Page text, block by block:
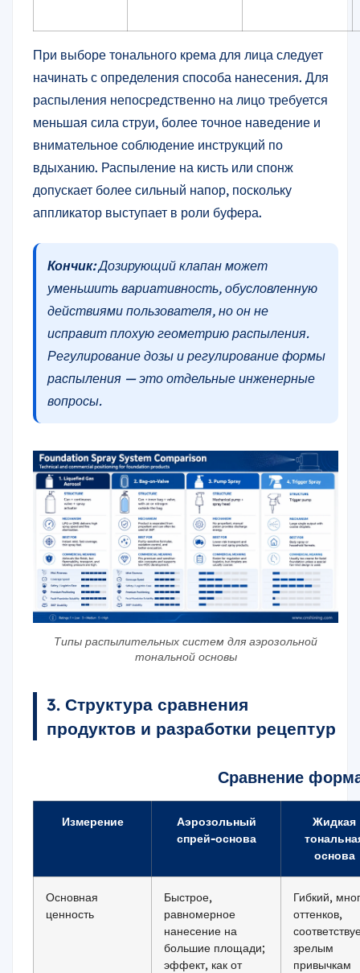
При выборе тонального крема для лица следует
начинать с определения способа нанесения. Для
распыления непосредственно на лицо требуется
меньшая сила струи, более точное наведение и
внимательное соблюдение инструкций по
вдыханию. Распыление на кисть или спонж
допускает более сильный напор, поскольку
аппликатор выступает в роли буфера.
Кончик:Дозирующий клапан может
уменьшить вариативность, обусловленную
действиями пользователя, но он не
исправит плохую геометрию распыления.
Регулирование дозы и регулирование формы
распыления — это отдельные инженерные
вопросы.
Типы распылительных систем для аэрозольной
тональной основы
3. Структура сравнения
продуктов и разработки рецептур
Сравнение
Измерение
Аэрозольный
спрей-основа
Жидкая
основа
Основная
ценность
Быстрое,
равномерное
нанесение на
большие площади;
эффект, как от
Гибкий,
оттенков,
зрелым
привычкам